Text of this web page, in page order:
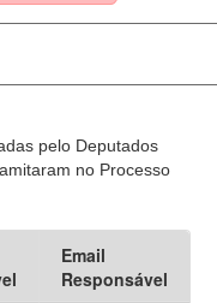
pelo Deputados
no Processo
Email
Responsável